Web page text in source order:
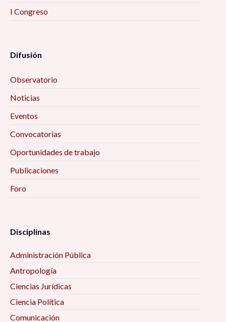
I Congreso
Difusión
Observatorio
Noticias
Eventos
Convocatorias
Oportunidades de trabajo
Publicaciones
Foro
Disciplinas
Administración Pública
Antropología
Ciencias Jurídicas
Ciencia Política
Comunicación